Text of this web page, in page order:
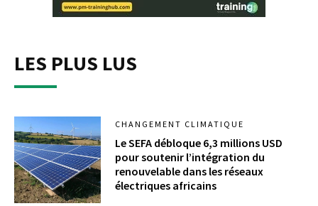
LES PLUS LUS
CHANGEMENT CLIMATIQUE
Le SEFA débloque 6,3 millions USD
pour soutenir l’intégration du
renouvelable dans les réseaux
électriques africains